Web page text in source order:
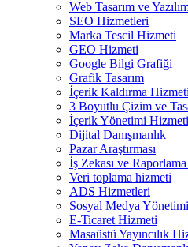
Web Tasarım ve
SEO Hizmetleri
Marka Tescil Hizmeti
GEO Hizmeti
Google Bilgi Grafiği
Grafik Tasarım
İçerik Kaldırma Hizmeti
3 Boyutlu Çizim ve
İçerik Yönetimi
Dijital Danışmanlık
Pazar Araştırması
İş Zekası ve
Veri toplama hizmeti
ADS Hizmetleri
Sosyal Medya Yönetimi
E-Ticaret Hizmeti
Masaüstü Yayıncılık